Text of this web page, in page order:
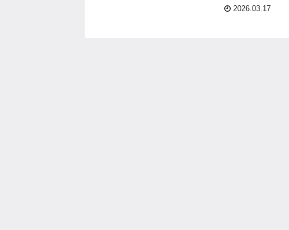
います。 副業や投資に興味を持つ方が標的
2026.03.17